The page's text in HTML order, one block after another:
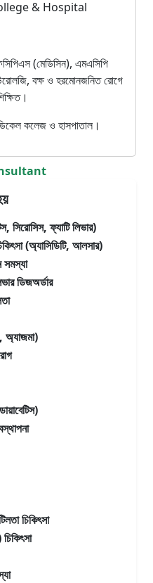
& Hospital
(মেডিসিন), এমএসিপি
বক্ষ ও হরমোনজনিত রোগে
কলেজ ও হাসপাতাল।
সিরোসিস, ফ্যাটি লিভার)
(অ্যাসিডিটি, আলসার)
সমস্যা
ডিজঅর্ডার
অ্যাজমা)
চিকিৎসা